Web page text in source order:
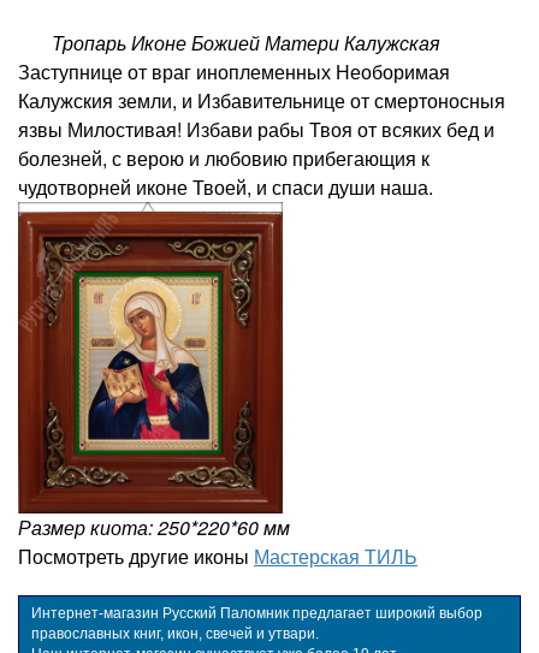
Тропарь Иконе Божией Матери Калужская
Заступнице от враг иноплеменных Необоримая
Калужския земли, и Избавительнице от смертоносныя
язвы Милостивая! Избави рабы Твоя от всяких бед и
болезней, с верою и любовию прибегающия к
чудотворней иконе Твоей, и спаси души наша.
Размер киота: 250*220*60 мм
Посмотреть другие иконы Мастерская ТИЛЬ
Интернет-магазин Русский Паломник предлагает широкий выбор
православных книг, икон, свечей и утвари.